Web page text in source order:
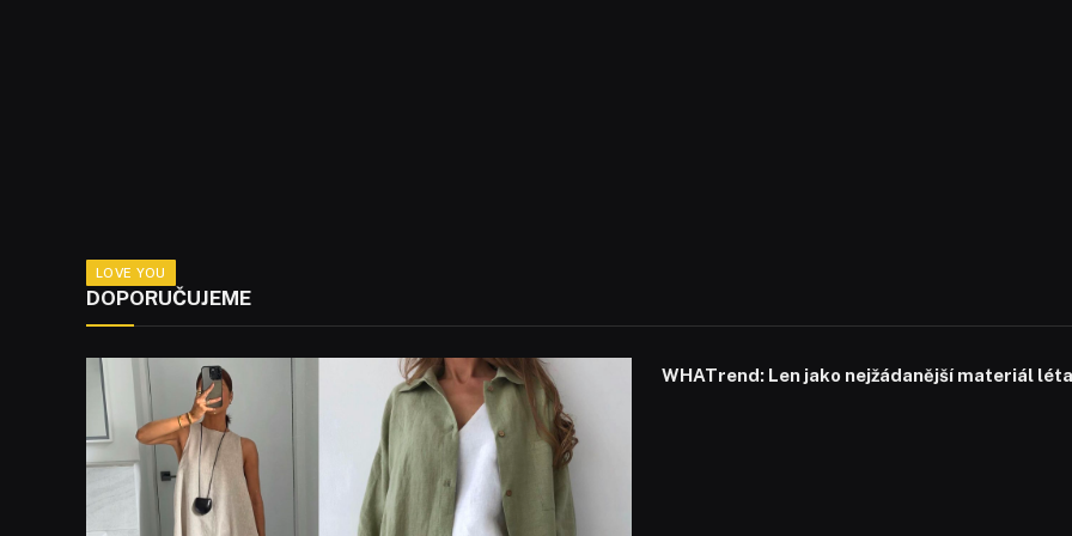
LOVE YOU
DOPORUČUJEME
WHATrend: Len jako nejžádanější materiál léta